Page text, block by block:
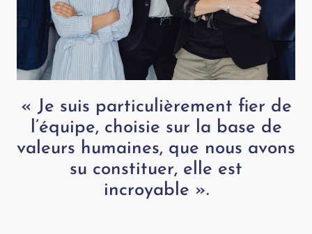
« Je suis particulièrement fier de
l’équipe, choisie sur la base de
valeurs humaines, que nous avons
su constituer, elle est
incroyable ».